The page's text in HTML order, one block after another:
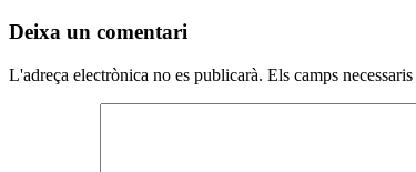
Deixa un comentari
L'adreça electrònica no es publicarà. Els camps